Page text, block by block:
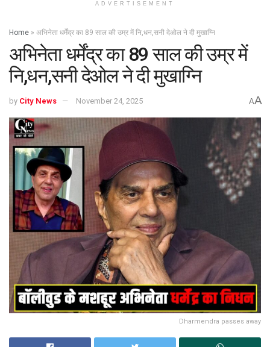
ADVERTISEMENT
Home » अभिनेता धर्मेंद्र का 89 साल की उम्र में नि,धन,सनी देओल ने दी मुखाग्नि
अभिनेता धर्मेंद्र का 89 साल की उम्र में
नि,धन,सनी देओल ने दी मुखाग्नि
by City News November 24, 2025 AA
Dharmendra passes away